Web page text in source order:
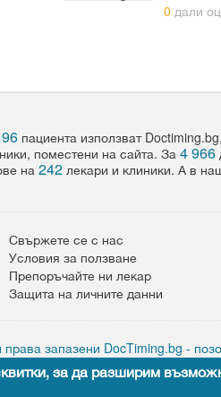
0 дали
пациента използват
поместени на сайта. За 4 966
на 242лекари и клиники. А в
Свържете се с нас
Условия за ползване
Препоръчайте ни лекар
Защита на личните данни
права запазени DocTiming.bg -
за да разширим